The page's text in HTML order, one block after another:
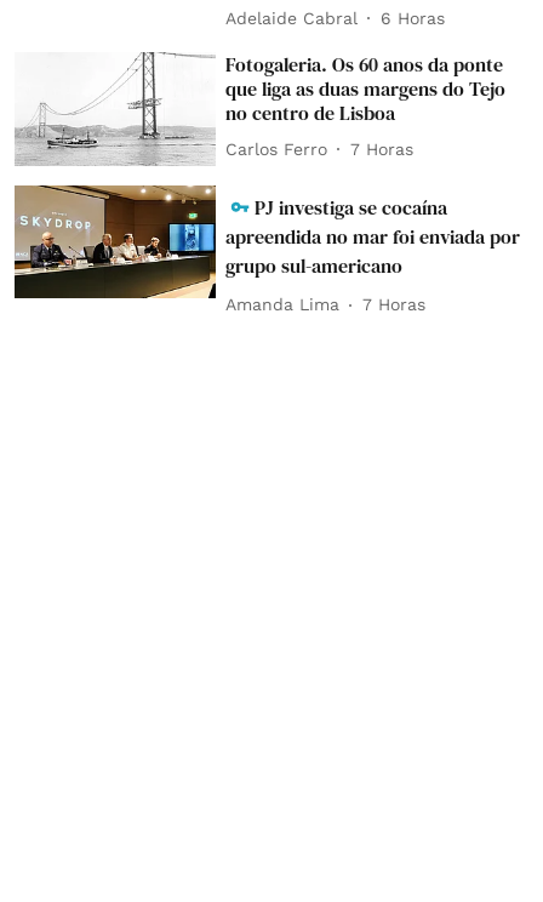
Adelaide Cabral 6 Horas
Fotogaleria. Os 60 anos da ponte
que liga as duas margens do Tejo
no centro de Lisboa
Carlos Ferro 7 Horas
PJ investiga se cocaína
apreendida no mar foi enviada por
grupo sul-americano
Amanda Lima 7 Horas